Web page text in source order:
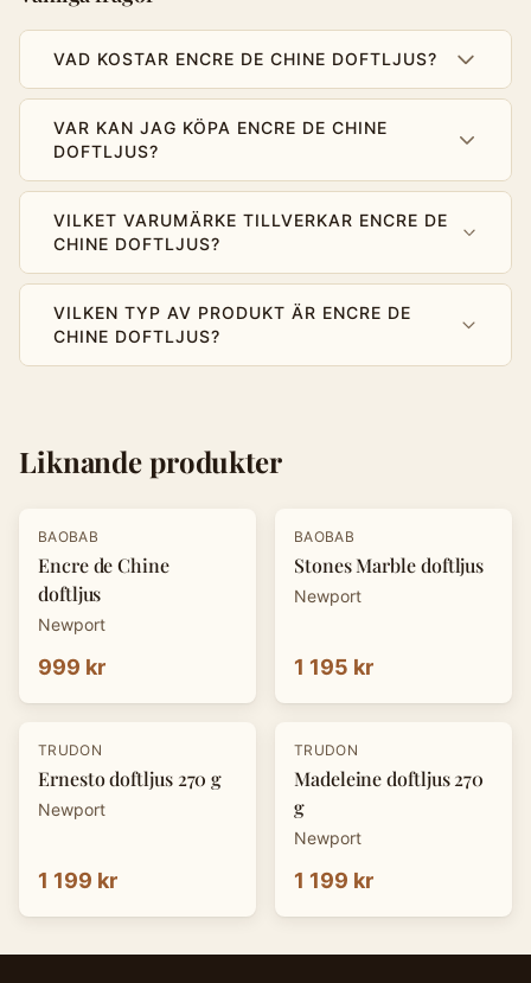
VAD KOSTAR ENCRE DE CHINE DOFTLJUS?
VAR KAN JAG KÖPA ENCRE DE CHINE
DOFTLJUS?
VILKET VARUMÄRKE TILLVERKAR ENCRE DE
CHINE DOFTLJUS?
VILKEN TYP AV PRODUKT ÄR ENCRE DE
CHINE DOFTLJUS?
Liknande produkter
BAOBAB
Encre de Chine
doftljus
Newport
999 kr
BAOBAB
Stones Marble doftljus
Newport
1 195 kr
TRUDON
Ernesto doftljus 270 g
Newport
1 199 kr
TRUDON
Madeleine doftljus 270
g
Newport
1 199 kr